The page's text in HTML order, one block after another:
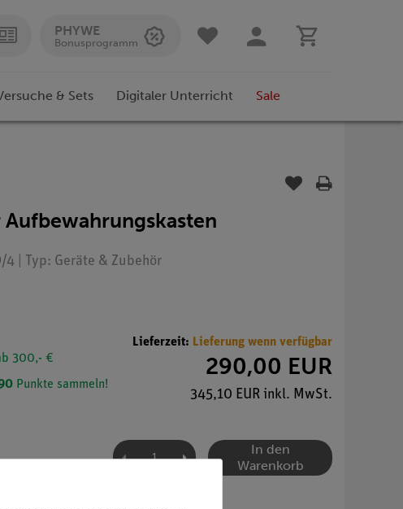
PHYWE
Bonusprogramm
& Sets Digitaler Unterricht Sale
4 | Typ: Geräte & Zubehör
300,- €
Punkte sammeln!
Lieferzeit: Lieferung wenn verfügbar
290,00 EUR
345,10 EUR inkl. MwSt.
In den
Warenkorb